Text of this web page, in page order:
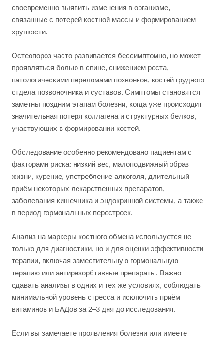
своевременно выявить изменения в организме,
связанные с потерей костной массы и формированием
хрупкости.
Остеопороз часто развивается бессимптомно, но может
проявляться болью в спине, снижением роста,
патологическими переломами позвонков, костей грудного
отдела позвоночника и суставов. Симптомы становятся
заметны поздним этапам болезни, когда уже происходит
значительная потеря коллагена и структурных белков,
участвующих в формировании костей.
Обследование особенно рекомендовано пациентам с
факторами риска: низкий вес, малоподвижный образ
жизни, курение, употребление алкоголя, длительный
приём некоторых лекарственных препаратов,
заболевания кишечника и эндокринной системы, а также
в период гормональных перестроек.
Анализ на маркеры костного обмена используется не
только для диагностики, но и для оценки эффективности
терапии, включая заместительную гормональную
терапию или антирезорбтивные препараты. Важно
сдавать анализы в одних и тех же условиях, соблюдать
минимальной уровень стресса и исключить приём
витаминов и БАДов за 2–3 дня до исследования.
Если вы замечаете проявления болезни или имеете